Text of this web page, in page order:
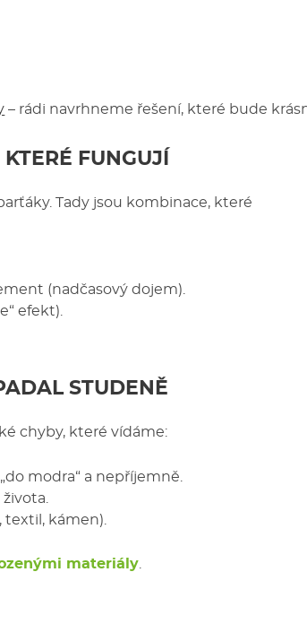
– rádi navrhneme řešení, které bude
FUNGUJÍ
Tady jsou kombinace, které
(nadčasový dojem).
efekt).
STUDENĚ
chyby, které vídáme:
modra“ a nepříjemně.
kámen).
materiály